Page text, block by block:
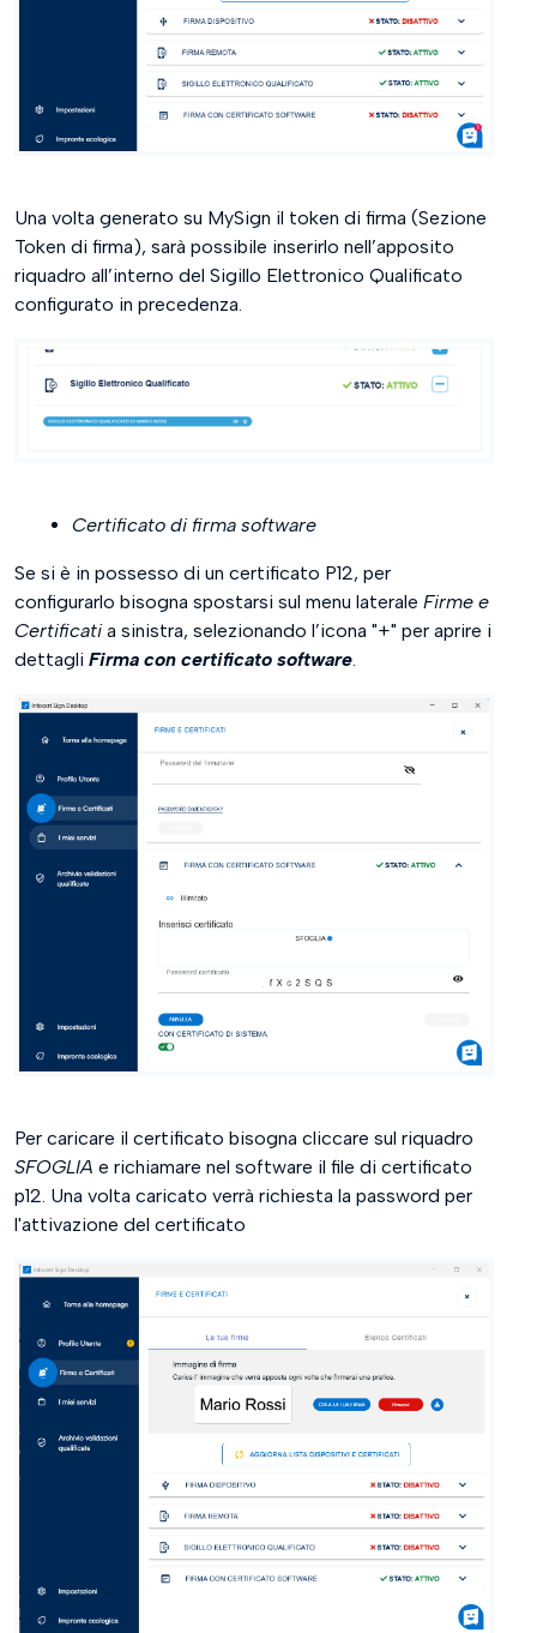
Una volta generato su MySign il token di firma (Sezione
Token di firma), sarà possibile inserirlo nell’apposito
riquadro all’interno del Sigillo Elettronico Qualificato
configurato in precedenza.
Certificato di firma software
Se si è in possesso di un certificato P12, per
configurarlo bisogna spostarsi sul menu laterale Firme e
Certificati a sinistra, selezionando l’icona "+" per aprire i
dettagli Firma con certificato software.
Per caricare il certificato bisogna cliccare sul riquadro
SFOGLIA e richiamare nel software il file di certificato
p12. Una volta caricato verrà richiesta la password per
l'attivazione del certificato